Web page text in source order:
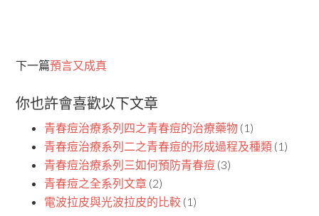
下一篇預言又成真
你也許會喜歡以下文章
青春痘治療系列四之青春痘的治療藥物 (1)
青春痘治療系列二之青春痘的形成過程及種類 (1)
青春痘治療系列三如何預防青春痘 (3)
青春痘之全系列文章 (2)
電波拉皮與光波拉皮的比較 (1)